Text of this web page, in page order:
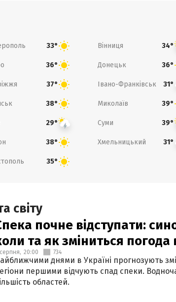
33° Вінниця 34°
36° Донецьк 36°
37° Івано-Франківськ 31°
38° Миколаїв 39°
29° Суми 39°
38° Хмельницький 31°
35°
світу
почне відступати:
та як зміниться погода
20:00 734
днями в Україні прогнозують
першими відчують спад спеки.
областей.